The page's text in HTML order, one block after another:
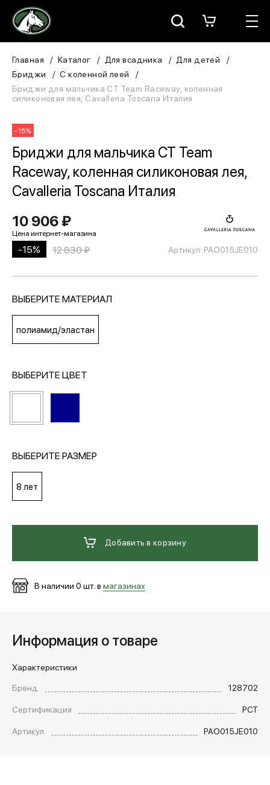
Москва
Для всадника
ЗООТОВАРЫ
Для собаки
Сувениры/Подарки
МЕДИА
ПОКУПАТЕЛЯМ
ОПЛАТА И ДОСТАВКА
Вход в личный кабинет
Главная Каталог Для всадника
Для детей
Бриджи
С коленной леей
Бриджи для мальчика CT Team Raceway, коленная
силиконовая лея, Cavalleria Toscana Италия
-15%
Бриджи для мальчика CT Team
Raceway, коленная силиконовая лея,
Cavalleria Toscana Италия
Артикул: PAO015JE010
10 906 ₽
-15% 12 830 ₽
ВЫБЕРИТЕ МАТЕРИАЛ
полиамид/эластан
ВЫБЕРИТЕ ЦВЕТ
ВЫБЕРИТЕ РАЗМЕР
8 лет
Добавить в корзину
В наличии 0 шт. в магазинах
Информация о товаре
Характеристики
Бренд
128702
Сертификация
РСТ
Артикул
PAO015JE010